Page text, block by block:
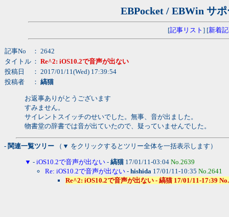
EBPocket / EBWin サ
[記事リスト ] [新着
記事No
： 2642
タイトル ： Re^2: iOS10.2で音声が出ない
投稿日
： 2017/01/11(Wed) 17:39:54
投稿者
： 縞猫
お返事ありがとうございます
すみません。
サイレントスイッチのせいでした。無事、音が出ました。
物書堂の辞書では音が出ていたので、疑っていませんでした。
- 関連一覧ツリー （▼ をクリックするとツリー全体を一括表示します）
▼ - iOS10.2で音声が出ない - 縞猫17/01/11-03:04 No.2639
Re: iOS10.2で音声が出ない - hishida 17/01/11-10:35 No.2641
Re^2: iOS10.2で音声が出ない - 縞猫 17/01/11-17:39